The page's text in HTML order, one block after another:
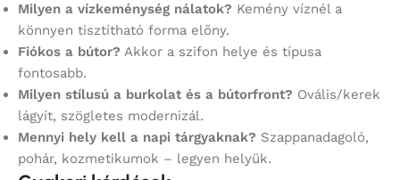
Milyen a vízkeménység nálatok? Kemény víznél a
könnyen tisztítható forma előny.
Fiókos a bútor? Akkor a szifon helye és típusa
fontosabb.
Milyen stílusú a burkolat és a bútorfront? Ovális/kerek
lágyít, szögletes modernizál.
Mennyi hely kell a napi tárgyaknak? Szappanadagoló,
pohár, kozmetikumok – legyen helyük.